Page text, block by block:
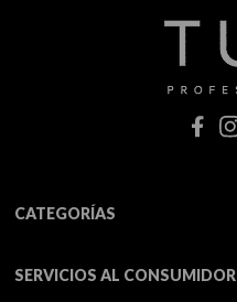
CATEGORÍAS
SERVICIOS AL CONSUMIDOR